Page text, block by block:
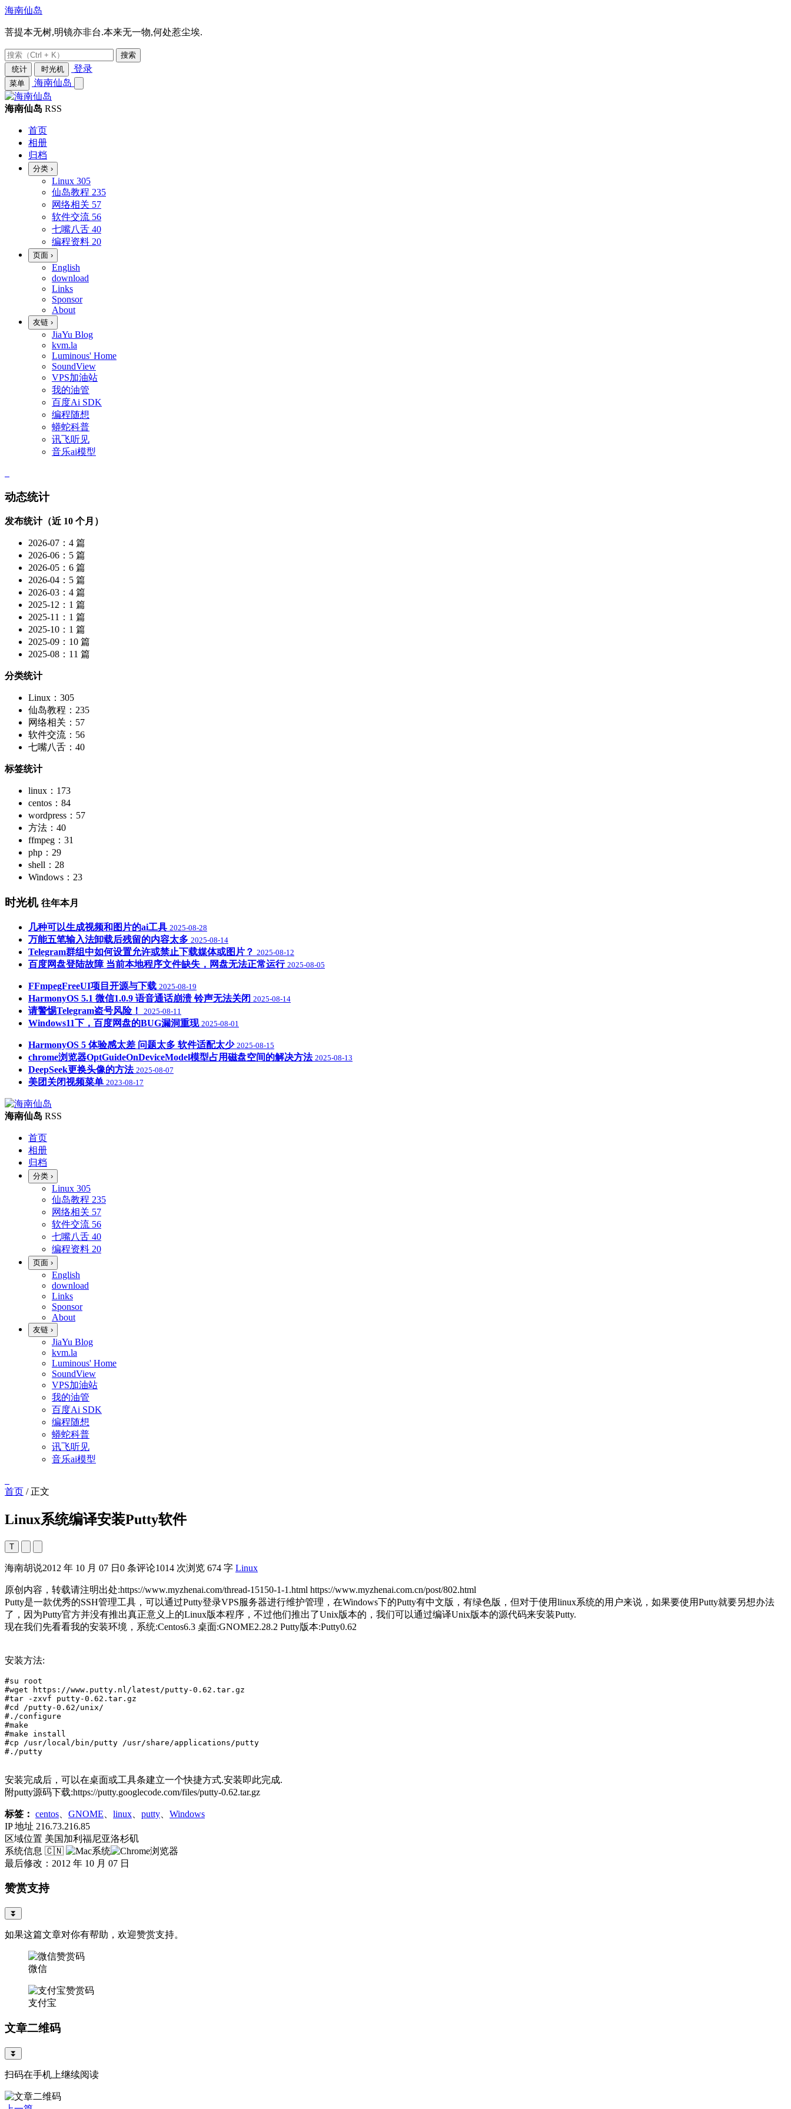
海南仙岛
菩提本无树,明镜亦非台.本来无一物,何处惹尘埃.
搜索
统计
时光机 登录
菜单 海南仙岛
海南仙岛 RSS
首页
相册
归档
分类 ›
Linux 305
仙岛教程 235
网络相关 57
软件交流 56
七嘴八舌 40
编程资料 20
页面 ›
English
download
Links
Sponsor
About
友链 ›
JiaYu Blog
kvm.la
Luminous' Home
SoundView
VPS加油站
我的油管
百度Ai SDK
编程随想
蟒蛇科普
讯飞听见
音乐ai模型
动态统计
发布统计（近 10 个月）
2026-07：4 篇
2026-06：5 篇
2026-05：6 篇
2026-04：5 篇
2026-03：4 篇
2025-12：1 篇
2025-11：1 篇
2025-10：1 篇
2025-09：10 篇
2025-08：11 篇
分类统计
Linux：305
仙岛教程：235
网络相关：57
软件交流：56
七嘴八舌：40
标签统计
linux：173
centos：84
wordpress：57
方法：40
ffmpeg：31
php：29
shell：28
Windows：23
时光机 往年本月
几种可以生成视频和图片的ai工具 2025-08-28
万能五笔输入法卸载后残留的内容太多 2025-08-14
Telegram群组中如何设置允许或禁止下载媒体或图片？ 2025-08-12
百度网盘登陆故障 当前本地程序文件缺失，网盘无法正常运行 2025-08-05
FFmpegFreeUI项目开源与下载 2025-08-19
HarmonyOS 5.1 微信1.0.9 语音通话崩溃 铃声无法关闭 2025-08-14
请警惕Telegram盗号风险！ 2025-08-11
Windows11下，百度网盘的BUG漏洞重现 2025-08-01
HarmonyOS 5 体验感太差 问题太多 软件适配太少 2025-08-15
chrome浏览器OptGuideOnDeviceModel模型占用磁盘空间的解决方法 2025-08-13
DeepSeek更换头像的方法 2025-08-07
美团关闭视频菜单 2023-08-17
海南仙岛 RSS
首页
相册
归档
分类 ›
Linux 305
仙岛教程 235
网络相关 57
软件交流 56
七嘴八舌 40
编程资料 20
页面 ›
English
download
Links
Sponsor
About
友链 ›
JiaYu Blog
kvm.la
Luminous' Home
SoundView
VPS加油站
我的油管
百度Ai SDK
编程随想
蟒蛇科普
讯飞听见
音乐ai模型
首页 / 正文
Linux系统编译安装Putty软件
T
海南胡说2012 年 10 月 07 日 0 条评论1014 次浏览 674 字 Linux
原创内容，转载请注明出处:https://www.myzhenai.com/thread-15150-1-1.html https://www.myzhenai.com.cn/post/802.html
Putty是一款优秀的SSH管理工具，可以通过Putty登录VPS服务器进行维护管理，在Windows下的Putty有中文版，有绿色版，但对于使用linux系统的用户来说，如果要使用Putty就要另想办法
了，因为Putty官方并没有推出真正意义上的Linux版本程序，不过他们推出了Unix版本的，我们可以通过编译Unix版本的源代码来安装Putty.
现在我们先看看我的安装环境，系统:Centos6.3 桌面:GNOME2.28.2 Putty版本:Putty0.62
安装方法:
#su root
#wget https://www.putty.nl/latest/putty-0.62.tar.gz
#tar -zxvf putty-0.62.tar.gz
#cd /putty-0.62/unix/
#./configure
#make
#make install
#cp /usr/local/bin/putty /usr/share/applications/putty
#./putty
安装完成后，可以在桌面或工具条建立一个快捷方式.安装即此完成.
附putty源码下载:https://putty.googlecode.com/files/putty-0.62.tar.gz
标签： centos GNOME linux putty
Windows
IP 地址 216.73.216.85
区域位置 美国加利福尼亚洛杉矶
系统信息 🇨🇳
最后修改：2012 年 10 月 07 日
赞赏支持
⏬
如果这篇文章对你有帮助，欢迎赞赏支持。
微信
支付宝
文章二维码
⏬
扫码在手机上继续阅读